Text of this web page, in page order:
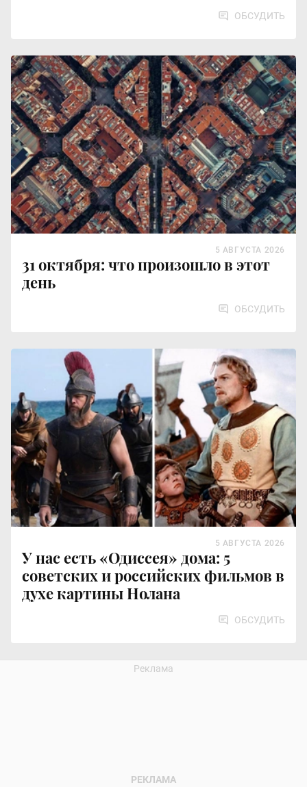
ОБСУДИТЬ
31 октября: что произошло в этот
день
5 АВГУСТА 2026
ОБСУДИТЬ
У нас есть «Одиссея» дома: 5
советских и российских фильмов в
духе картины Нолана
5 АВГУСТА 2026
ОБСУДИТЬ